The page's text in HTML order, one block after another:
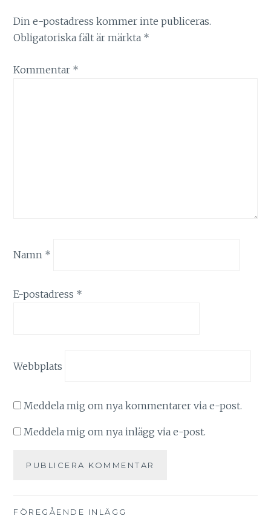
Din e-postadress kommer inte publiceras.
Obligatoriska fält är märkta *
Kommentar *
Namn *
E-postadress *
Webbplats
Meddela mig om nya kommentarer via e-post.
Meddela mig om nya inlägg via e-post.
FÖREGÅENDE INLÄGG